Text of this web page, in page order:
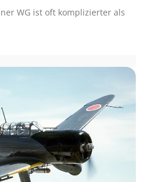
WG ist oft komplizierter als